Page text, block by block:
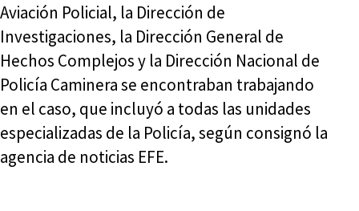
Aviación Policial, la Dirección de
Investigaciones, la Dirección General de
Hechos Complejos y la Dirección Nacional de
Policía Caminera se encontraban trabajando
en el caso, que incluyó a todas las unidades
especializadas de la Policía, según consignó la
agencia de noticias EFE.